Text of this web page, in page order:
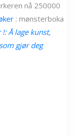
nå 250000
: mønsterboka
!: Å lage kunst,
gjør deg